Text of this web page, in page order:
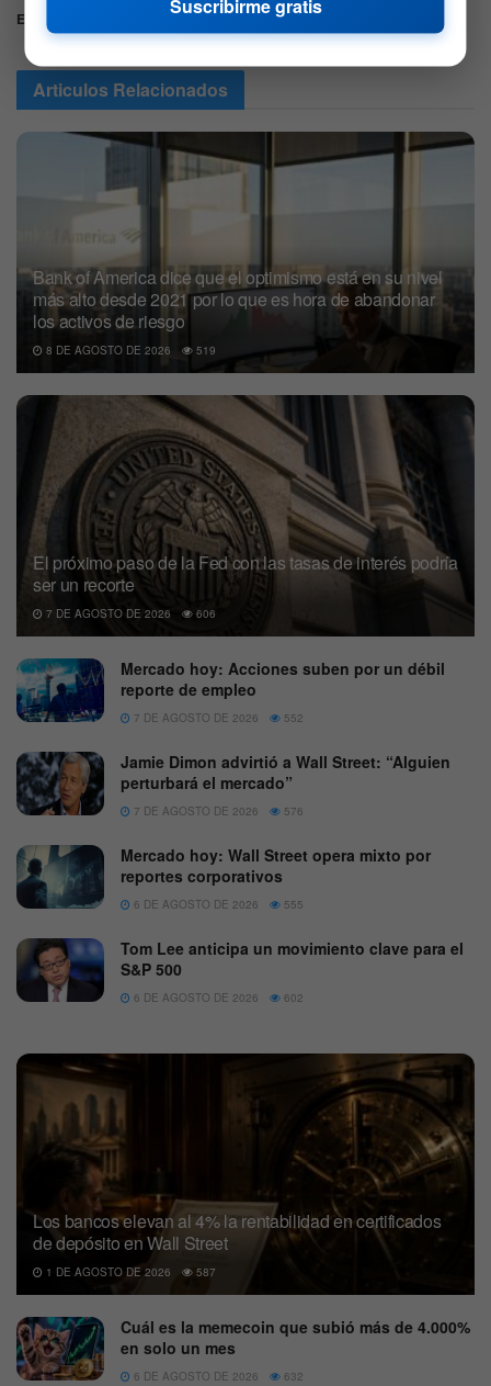
Etiquetas: Estados Unidos inflación Mayoristas
Articulos Relacionados
Bank of America dice que el optimismo está en su nivel
más alto desde 2021 por lo que es hora de abandonar
los activos de riesgo
8 DE AGOSTO DE 2026 519
El próximo paso de la Fed con las tasas de interés podría
ser un recorte
7 DE AGOSTO DE 2026 606
Mercado hoy: Acciones suben por un débil
reporte de empleo
7 DE AGOSTO DE 2026 552
Jamie Dimon advirtió a Wall Street: “Alguien
perturbará el mercado”
7 DE AGOSTO DE 2026 576
Mercado hoy: Wall Street opera mixto por
reportes corporativos
6 DE AGOSTO DE 2026 555
Tom Lee anticipa un movimiento clave para el
S&P 500
6 DE AGOSTO DE 2026 602
Los bancos elevan al 4% la rentabilidad en certificados
de depósito en Wall Street
1 DE AGOSTO DE 2026 587
Cuál es la memecoin que subió más de 4.000%
en solo un mes
6 DE AGOSTO DE 2026 632